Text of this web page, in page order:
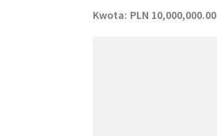
Kwota: PLN 10,000,000.00